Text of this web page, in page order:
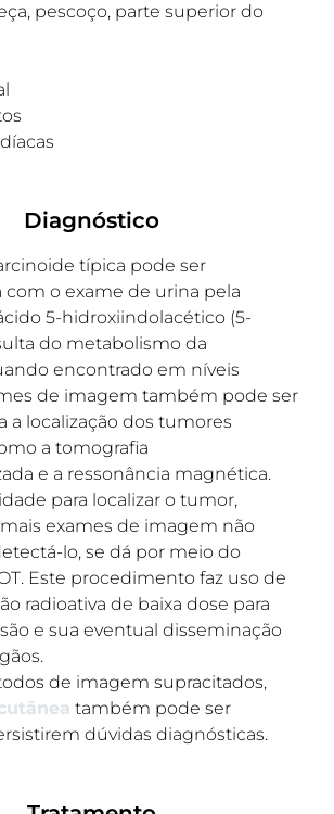
pescoço, parte superior do
Diagnóstico
típica pode ser
o exame de urina pela
5-hidroxiindolacético (5-
do metabolismo da
encontrado em níveis
de imagem também pode ser
a localização dos tumores
a tomografia
e a ressonância magnética.
para localizar o tumor,
exames de imagem não
lo, se dá por meio do
Este procedimento faz uso de
radioativa de baixa dose para
e sua eventual disseminação
de imagem supracitados,
também pode ser
dúvidas diagnósticas.